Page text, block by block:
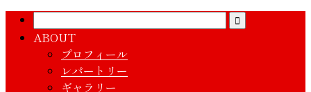
ABOUT
プロフィール
レパートリー
ギャラリー